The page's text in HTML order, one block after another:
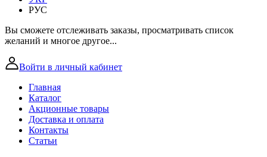
РУС
Вы сможете отслеживать заказы, просматривать список
желаний и многое другое...
Войти в личный кабинет
Главная
Каталог
Акционные товары
Доставка и оплата
Контакты
Статьи